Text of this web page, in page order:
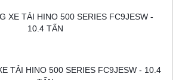
XE TẢI HINO 500 SERIES FC9JESW -
10.4 TẤN
TẢI HINO 500 SERIES FC9JESW - 10.4